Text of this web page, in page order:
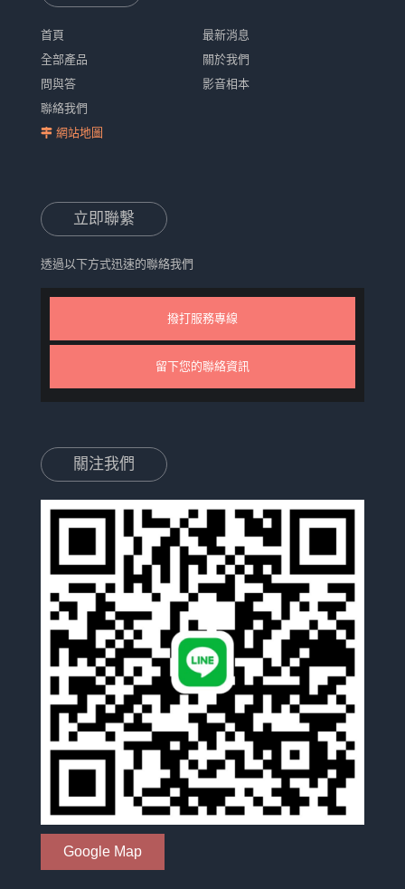
首頁
最新消息
全部產品
關於我們
問與答
影音相本
聯絡我們
網站地圖
立即聯繫
透過以下方式迅速的聯絡我們
撥打服務專線
留下您的聯絡資訊
關注我們
Google Map